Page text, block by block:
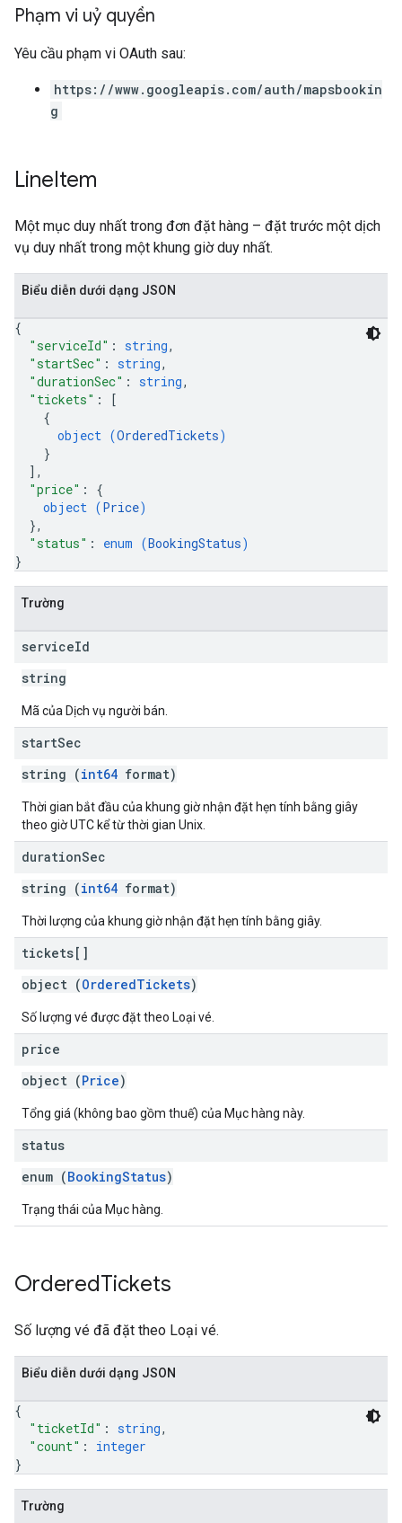
Phạm vi uỷ quyền
Yêu cầu phạm vi OAuth sau:
https://www.googleapis.com/auth/mapsbookin
g
LineItem
Một mục duy nhất trong đơn đặt hàng – đặt trước một dịch
vụ duy nhất trong một khung giờ duy nhất.
Biểu diễn dưới dạng JSON
{
"serviceId" : string,
"startSec" : string,
"durationSec" : string,
"tickets" :
[
{
object (OrderedTickets)
}
] ,
"price" : {
object (Price)
},
"status" : enum (BookingStatus)
}
Trường
serviceId
string
Mã của Dịch vụ người bán.
startSec
string (int64 format)
Thời gian bắt đầu của khung giờ nhận đặt hẹn tính bằng giây
theo giờ UTC kể từ thời gian Unix.
durationSec
string (int64 format)
Thời lượng của khung giờ nhận đặt hẹn tính bằng giây.
tickets[]
object (OrderedTickets)
Số lượng vé được đặt theo Loại vé.
price
object (Price)
Tổng giá (không bao gồm thuế) của Mục hàng này.
status
enum (BookingStatus)
Trạng thái của Mục hàng.
OrderedTickets
Số lượng vé đã đặt theo Loại vé.
Biểu diễn dưới dạng JSON
{
"ticketId" : string,
"count" : integer
}
Trường